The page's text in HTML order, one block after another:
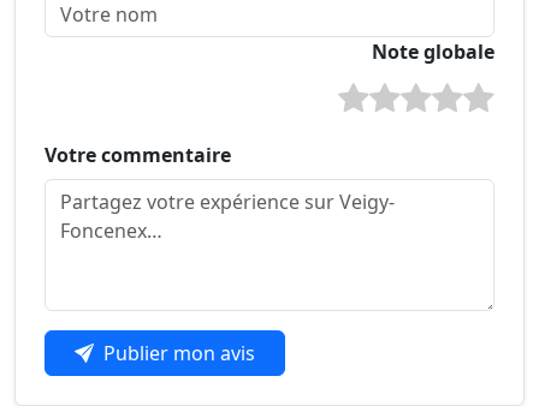
Note globale
Votre commentaire
Publier mon avis